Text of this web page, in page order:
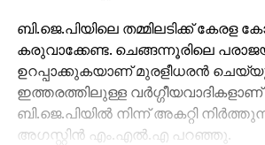
ബി.ജെ.പിയിലെ തമ്മിലടിക്ക് കേരള
കരുവാക്കേണ്ട. ചെങ്ങന്നൂരിലെ
ഉറപ്പാക്കുകയാണ് മുരളീധരന്‍
ഇത്തരത്തിലുള്ള
ബി.ജെ.പിയില്‍ നിന്ന് അകറ്റി
അഗസ്റ്റിന്‍ എം.എല്‍.എ പറഞ്ഞു.